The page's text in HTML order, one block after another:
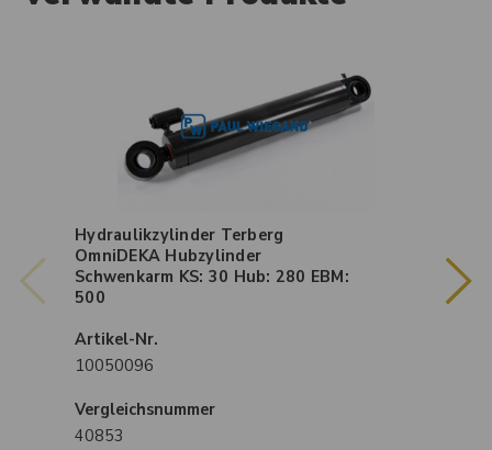
Hydraulikzylinder Terberg
OmniDEKA Hubzylinder
Schwenkarm KS: 30 Hub: 280 EBM:
500
Artikel-Nr.
10050096
Vergleichsnummer
40853